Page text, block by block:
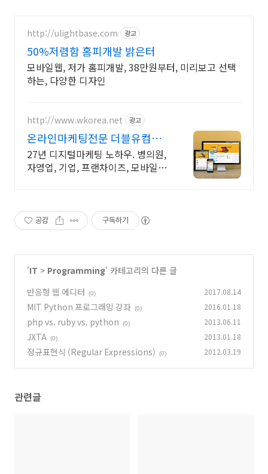
http://ulightbase.com 광고
50%저렴함 홈피개발 밝은터
모바일웹, 저가 홈피개발, 38만원부터, 미리보고 선택
하는, 다양한 디자인
http://www.wkorea.net 광고
온라인마케팅전문 더블유컴퍼
니 27년 노하우
27년 디지털마케팅 노하우. 병의원,
자영업, 기업, 프랜차이즈, 모바일웹
공감 구독하기
'IT > Programming' 카테고리의 다른 글
반응형 웹 에디터
(0) 2017.08.14
MIT Python 프로그래밍 강좌 (0) 2016.01.18
php vs. ruby vs. python (0) 2013.06.11
JXTA (0) 2013.01.18
정규표현식 (Regular Expressions) (0) 2012.03.19
관련글